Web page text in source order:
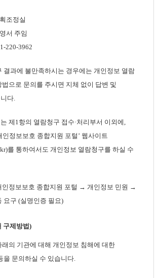
조정실
서 주임
220-3962
과에 불만족하시는 경우에는 개인정보 열람
으로 문의를 주시면 지체 없이 답변 및
다.
제1항의 열람청구 접수·처리부서 이외에,
인정보보호 종합지원 포털’ 웹사이트
를 통하여서도 개인정보 열람청구를 하실 수
정보보호 종합지원 포털 → 개인정보 민원 →
요구 (실명인증 필요)
구제방법)
의 기관에 대해 개인정보 침해에 대한
을 문의하실 수 있습니다.